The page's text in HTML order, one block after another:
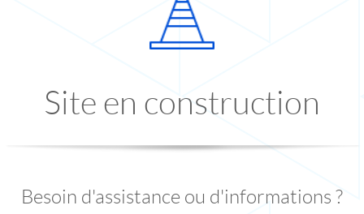
Site en construction
Besoin d'assistance ou d'informations ?